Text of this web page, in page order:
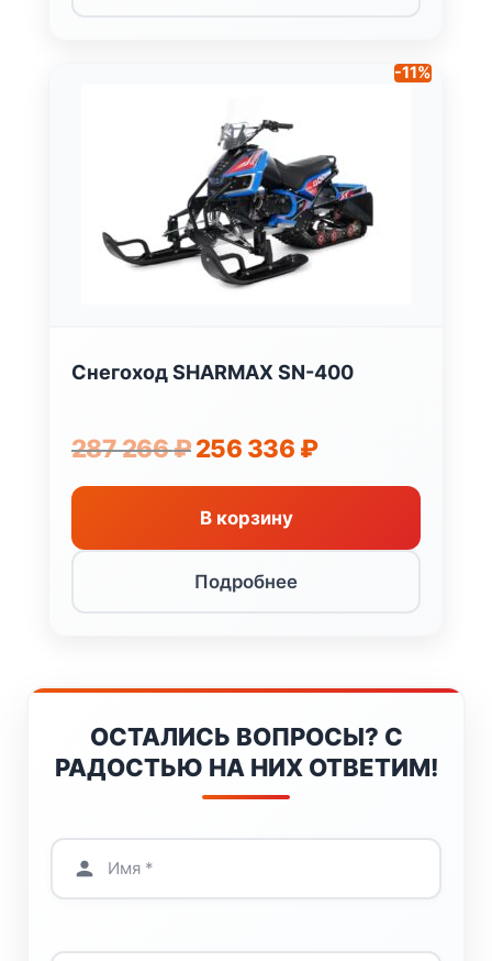
-11%
Снегоход SHARMAX SN-400
287 266₽ Первоначальная
цена
составляла
287
256 336 ₽Текущая
256
В корзину
Подробнее
ОСТАЛИСЬ ВОПРОСЫ? С
РАДОСТЬЮ НА НИХ ОТВЕТИМ!